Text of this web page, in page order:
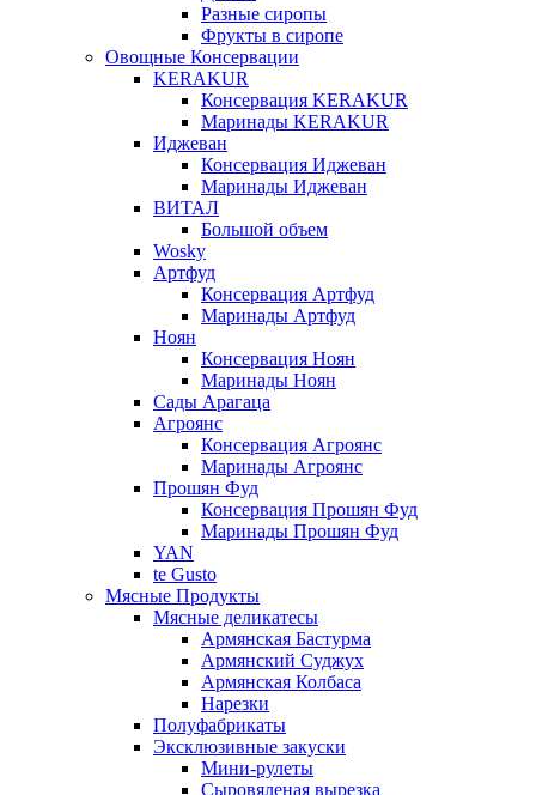
Разные сиропы
Фрукты в сиропе
Овощные Консервации
KERAKUR
Консервация KERAKUR
Маринады KERAKUR
Иджеван
Консервация Иджеван
Маринады Иджеван
ВИТАЛ
Большой объем
Wosky
Артфуд
Консервация Артфуд
Маринады Артфуд
Ноян
Консервация Ноян
Маринады Ноян
Сады Арагаца
Агроянс
Консервация Агроянс
Маринады Агроянс
Прошян Фуд
Консервация Прошян Фуд
Маринады Прошян Фуд
YAN
te Gusto
Мясные Продукты
Мясные деликатесы
Армянская Бастурма
Армянский Суджух
Армянская Колбаса
Нарезки
Полуфабрикаты
Эксклюзивные закуски
Мини-рулеты
Сыровяленая вырезка